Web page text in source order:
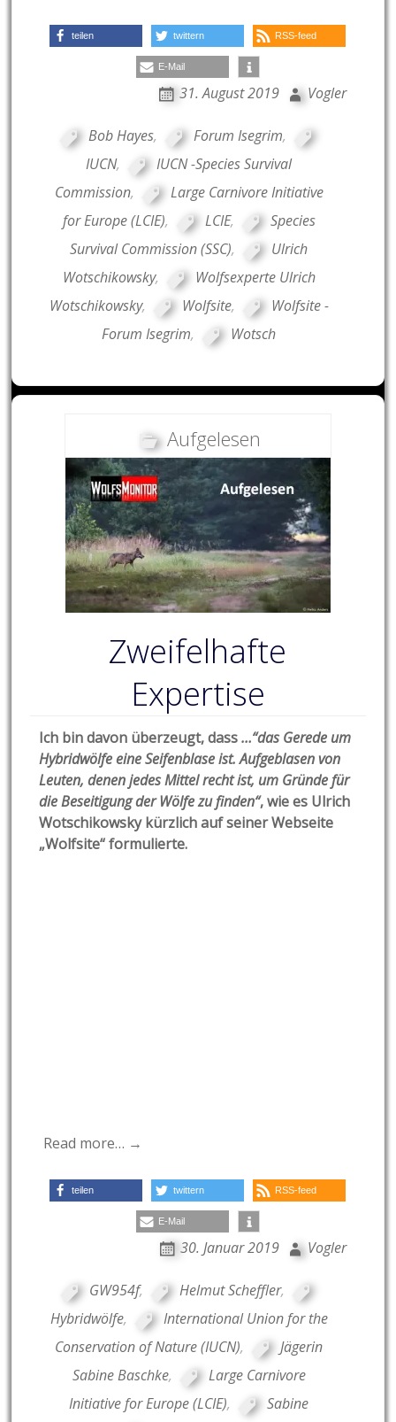
teilen twittern RSS-feed
E-Mail
31. August 2019 Vogler
Bob Hayes, Forum Isegrim,
IUCN,
IUCN -Species Survival
Commission,
Large Carnivore Initiative
for Europe (LCIE), LCIE,
Species
Survival Commission (SSC),
Ulrich
Wotschikowsky,
Wolfsexperte Ulrich
Wotschikowsky, Wolfsite,
Wolfsite -
Forum Isegrim, Wotsch
Aufgelesen
Zweifelhafte
Expertise
Ich bin davon überzeugt, dass…“das Gerede um
Hybridwölfe eine Seifenblase ist. Aufgeblasen von
Leuten, denen jedes Mittel recht ist, um Gründe für
die Beseitigung der Wölfe zu finden“, wie es Ulrich
Wotschikowsky kürzlich auf seiner Webseite
„Wolfsite“ formulierte.
Read more… →
teilen twittern RSS-feed
E-Mail
30. Januar 2019 Vogler
GW954f, Helmut Scheffler,
Hybridwölfe,
International Union for the
Conservation of Nature (IUCN),
Jägerin
Sabine Baschke,
Large Carnivore
Initiative for Europe (LCIE), Sabine